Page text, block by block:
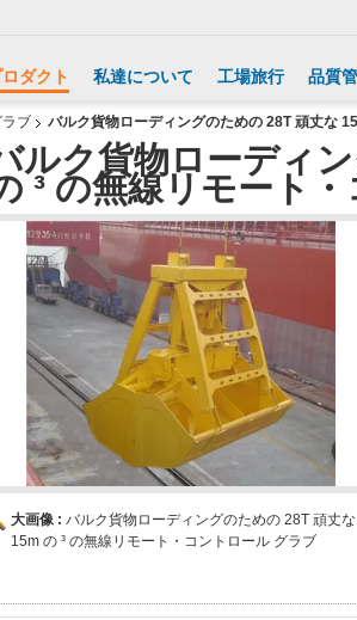
ダクト 私達について 工場旅行 品質
ブ バルク貨物ローディングのための 28T 頑丈な
ルク貨物ローディ
³ の無線リモート
大画像 : バルク貨物ローディングのための 28T 頑丈な
15m の ³ の無線リモート・コントロール グラブ